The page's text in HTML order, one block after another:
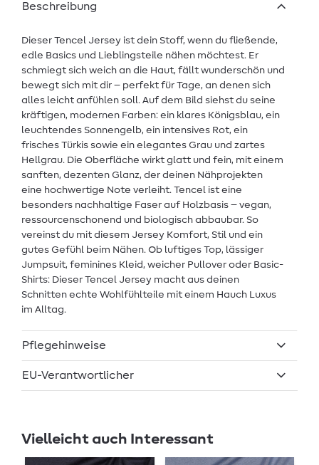
Beschreibung
Dieser Tencel Jersey ist dein Stoff, wenn du fließende,
edle Basics und Lieblingsteile nähen möchtest. Er
schmiegt sich weich an die Haut, fällt wunderschön und
bewegt sich mit dir – perfekt für Tage, an denen sich
alles leicht anfühlen soll. Auf dem Bild siehst du seine
kräftigen, modernen Farben: ein klares Königsblau, ein
leuchtendes Sonnengelb, ein intensives Rot, ein
frisches Türkis sowie ein elegantes Grau und zartes
Hellgrau. Die Oberfläche wirkt glatt und fein, mit einem
sanften, dezenten Glanz, der deinen Nähprojekten
eine hochwertige Note verleiht. Tencel ist eine
besonders nachhaltige Faser auf Holzbasis – vegan,
ressourcenschonend und biologisch abbaubar. So
vereinst du mit diesem Jersey Komfort, Stil und ein
gutes Gefühl beim Nähen. Ob luftiges Top, lässiger
Jumpsuit, feminines Kleid, weicher Pullover oder Basic-
Shirts: Dieser Tencel Jersey macht aus deinen
Schnitten echte Wohlfühlteile mit einem Hauch Luxus
im Alltag.
Pflegehinweise
EU-Verantwortlicher
Vielleicht auch Interessant